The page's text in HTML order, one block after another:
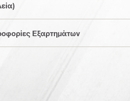
Εξαρτημάτων